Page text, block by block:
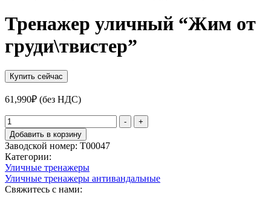
Тренажер уличный “Жим от
груди\твистер”
Купить сейчас
61,990₽ (без НДС)
Количество
товара
Тренажер
уличный
"Жим
от
груди\твистер"
-
+
Добавить в корзину
Заводской номер: Т00047
Категории:
Уличные тренажеры
Уличные тренажеры антивандальныe
Свяжитесь с нами: